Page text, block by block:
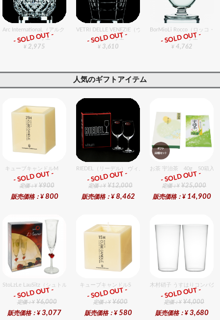
Arc InternationaL（アルク・インターナショナル） ロンシャン ショット45 6個入りセット
グラスバリエ
¥ 2,975
- SOLD OUT -
VETRI DELLE VENEZIE（ヴェトリデッレ ヴェネツィエ）
グラスバリエ
¥ 3,610
- SOLD OUT -
BorMioLi Rocco（ロッコ・
グラスバリエ
¥ 4,762
- SOLD OUT -
人気のギフトアイテム
キューブキャンドルM
ギフト
定価：¥ ¥900
販売価格：¥ 800
- SOLD OUT -
RIEDEL（リーデル） ヴィノム 15 キアンティ 2個入りセッ
ギフト
定価：¥ ¥12,000
販売価格：¥ 8,462
- SOLD OUT -
お茶 宇治茶 40g 50箱入セ
ギフト
定価：¥ ¥25,000
販売価格：¥ 14,900
- SOLD OUT -
StoLzLe LauSitz（シュトルツル ラウンジッツ） アモーレ シャンパン レッド 2個入りセッ
ギフト
定価：¥ ¥6,000
販売価格：¥ 3,077
- SOLD OUT -
キューブキャンドルS
ギフト
定価：¥ ¥600
販売価格：¥ 580
- SOLD OUT -
木村硝子 うすはりコンパク
ギフト
定価：¥ ¥4,000
販売価格：¥ 3,680
- SOLD OUT -